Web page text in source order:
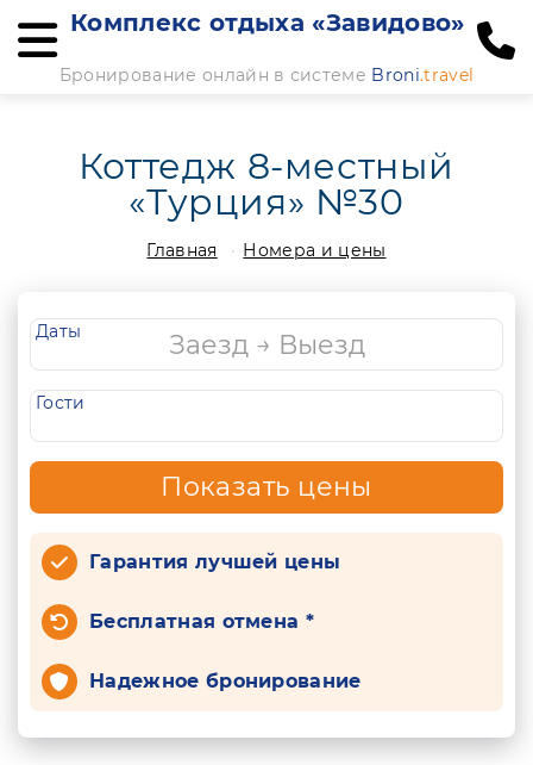
Комплекс отдыха «Завидово»
Бронирование онлайн в системе Broni.travel
Коттедж 8-местный
«Турция» №30
Главная Номера и цены
Даты
Гости
Показать цены
Гарантия лучшей цены
Бесплатная отмена *
Надежное бронирование